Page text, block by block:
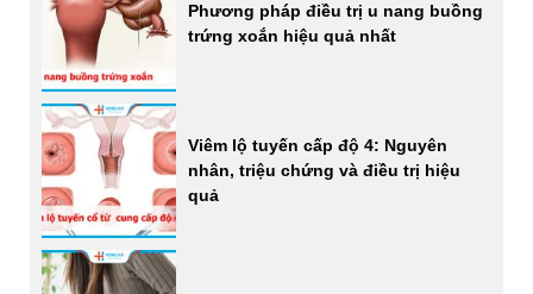
Phương pháp điều trị u nang buồng
trứng xoắn hiệu quả nhất
Viêm lộ tuyến cấp độ 4: Nguyên
nhân, triệu chứng và điều trị hiệu
quả